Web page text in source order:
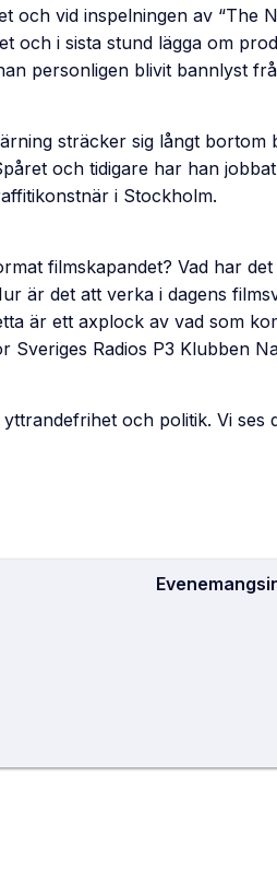
och vid inspelningen av “The
och i sista stund lägga om
personligen blivit bannlyst
sträcker sig långt bortom
och tidigare har han
i Stockholm.
filmskapandet? Vad har
är det att verka i dagens
är ett axplock av vad som
Sveriges Radios P3 Klubben
och politik. Vi ses